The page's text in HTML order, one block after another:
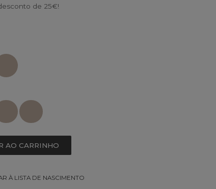
de 25€!
AO CARRINHO
À LISTA DE NASCIMENTO